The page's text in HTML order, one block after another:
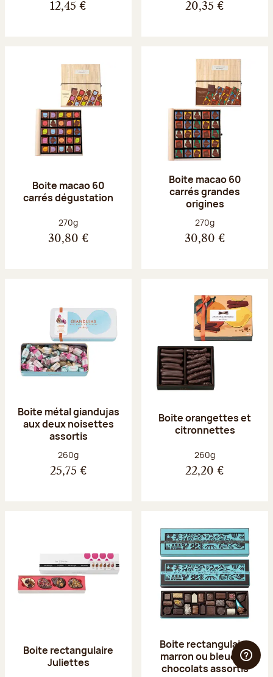
12,45 € 20,35 €
Boite macao 60
carrés dégustation
Poids net :
270g
30,80 €
Boite macao 60
carrés grandes
origines
Poids net :
270g
30,80 €
Boite métal giandujas
aux deux noisettes
assortis
Poids net :
260g
25,75 €
Boite orangettes et
citronnettes
Poids net :
260g
22,20 €
Boite rectangulaire
Juliettes
Boite rectangulaire
marron ou bleue 23
chocolats assortis